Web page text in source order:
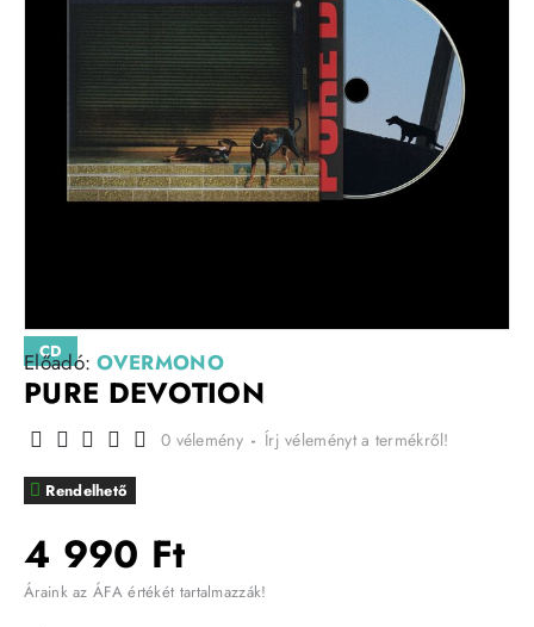
CD
Előadó:OVERMONO
PURE DEVOTION
Rendelhető
0 vélemény - Írj véleményt a termékről!
4 990 Ft
Áraink az ÁFA értékét tartalmazzák!